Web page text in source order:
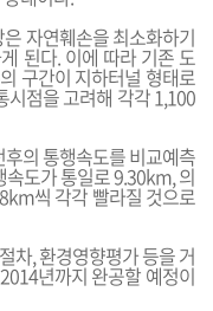
자연훼손을 최소화하기
된다. 이에 따라 기존 도
구간이 지하터널 형태로
시점을 고려해 각각 1,100
의 통행속도를 비교예측
속도가 통일로 9.30km, 의
씩 각각 빨라질 것으로
차, 환경영향평가 등을 거
년까지 완공할 예정이